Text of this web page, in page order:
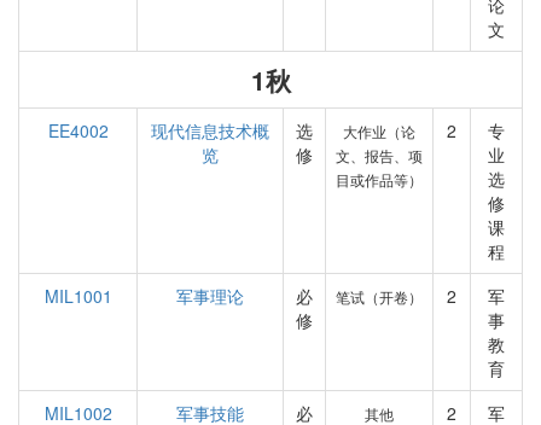
论
文
1秋
EE4002
现代信息技术概
览
选
修
大作业（论
文、报告、项
目或作品等）
2
专
业
选
修
课
程
MIL1001
军事理论
必
修
笔试（开卷） 2
军
事
教
育
MIL1002
军事技能
必
其他 2
军